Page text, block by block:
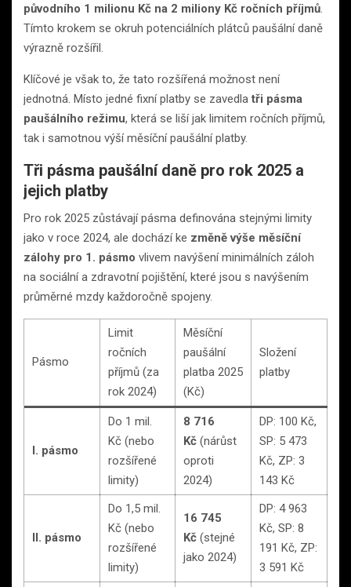
původního 1 milionu Kč na 2 miliony Kč ročních příjmů.
Tímto krokem se okruh potenciálních plátců paušální daně
výrazně rozšířil.
Klíčové je však to, že tato rozšířená možnost není
jednotná. Místo jedné fixní platby se zavedlatři pásma
paušálního režimu, která se liší jak limitem ročních příjmů,
tak i samotnou výší měsíční paušální platby.
Tři pásma paušální daně pro rok 2025 a
jejich platby
Pro rok 2025 zůstávají pásma definována stejnými limity
jako v roce 2024, ale dochází ke změně výše měsíční
zálohy pro 1. pásmo vlivem navýšení minimálních záloh
na sociální a zdravotní pojištění, které jsou s navýšením
průměrné mzdy každoročně spojeny.
Pásmo
Limit
ročních
příjmů (za
rok 2024)
Měsíční
paušální
platba 2025
(Kč)
Složení
platby
I. pásmo
Do 1 mil.
Kč (nebo
rozšířené
limity)
8 716
Kč (nárůst
oproti
2024)
DP: 100 Kč,
SP: 5 473
Kč, ZP: 3
143 Kč
II. pásmo
Do 1,5 mil.
Kč (nebo
rozšířené
limity)
16 745
Kč (stejné
jako 2024)
DP: 4 963
Kč, SP: 8
191 Kč, ZP:
3 591 Kč